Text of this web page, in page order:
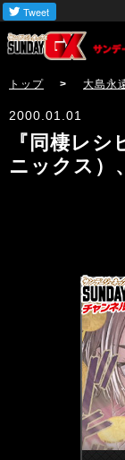
トップ > 大島永
2000.01.01
『同棲レ
ニックス）
サンデーGX